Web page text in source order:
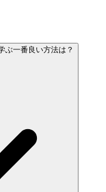
ぶ一番良い方法は？